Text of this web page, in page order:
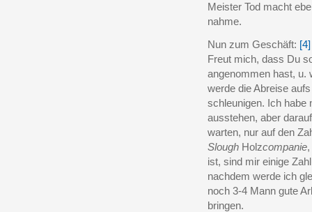
Meister Tod macht
nahme.
Nun zum Geschäft: [4]
Freut mich, dass Du
angenommen hast, u.
werde die Abreise
schleunigen. Ich habe
ausstehen, aber
warten, nur auf den
Slough Holzcompanie
ist, sind mir einige
nachdem werde ich
noch 3-4 Mann gute
bringen.